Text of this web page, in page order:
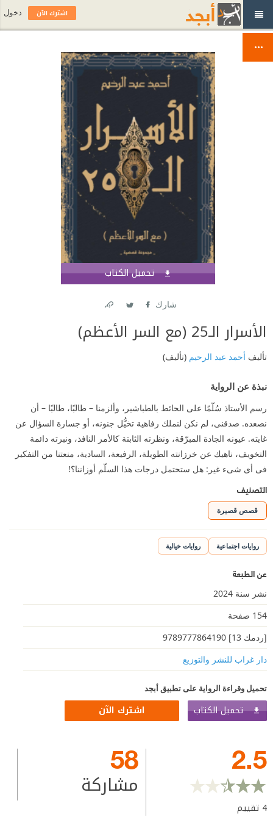
تحميل الكتاب
شارك
الأسرار الـ25 (مع السر الأعظم)
تأليف أحمد عبد الرحيم (تأليف)
نبذة عن الرواية
رسم الأستاذ سُلّمًا على الحائط بالطباشير، وألزمنا – طالبًا، طالبًا – أن
نصعده. صدقنى، لم نكن لنملك رفاهية تخيُّل جنونه، أو جسارة السؤال عن
غايته. عيونه الجادة المبرّقة، ونظرته الثابتة كالأمر النافذ، ونبرته دائمة
التخويف، ناهيك عن خرزانته الطويلة، الرفيعة، السادية، منعتنا من التفكير
فى أى شىء غير: هل ستحتمل درجات هذا السلّم أوزاننا؟!
التصنيف
قصص قصيرة
روايات اجتماعية روايات خيالية
عن الطبعة
نشر سنة 2024
154 صفحة
[ردمك 13] 9789777864190
دار غراب للنشر والتوزيع
تحميل وقراءة الرواية على تطبيق أبجد
تحميل الكتاب اشترك الآن
2.5
4 تقييم
58
مشاركة
اشترك الآن دخول